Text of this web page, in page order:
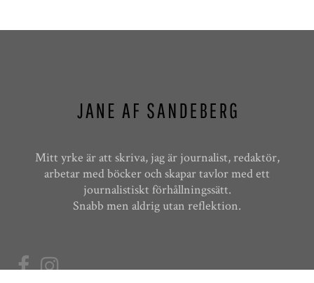
Mitt yrke är att skriva, jag är journalist, redaktör,
arbetar med böcker och skapar tavlor med ett
journalistiskt förhållningssätt.
Snabb men aldrig utan reflektion.